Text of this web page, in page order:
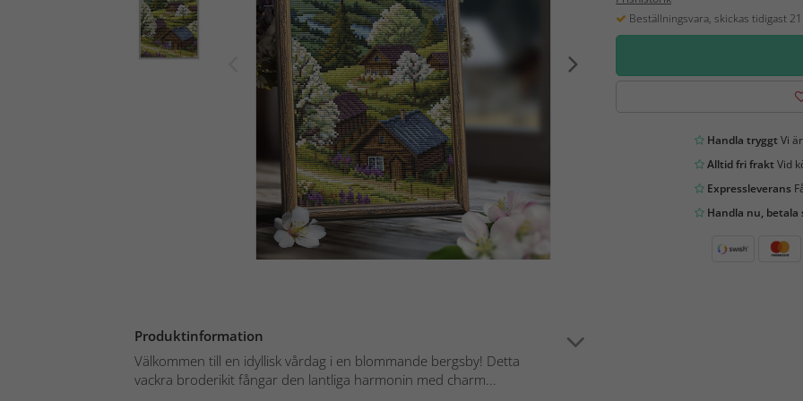
Produktinformation
Välkommen till en idyllisk vårdag i en blommande bergsby! Detta
vackra broderikit fångar den lantliga harmonin med charm...
Beställningsvara, skickas tidigast
Handla tryggtVi
Alltid fri fraktVid
Expressleverans
Handla nu, betala